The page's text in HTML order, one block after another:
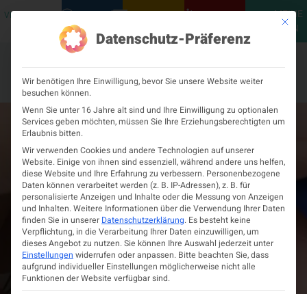
VERANSTALTUNGENPODCASTS NEUROLOGISCH KONTAKT
MEINE
ÖGN
Mit
Datenschutz-Präferenz
Wir benötigen Ihre Einwilligung, bevor Sie unsere Website weiter
besuchen können.
Wenn Sie unter 16 Jahre alt sind und Ihre Einwilligung zu optionalen
Services geben möchten, müssen Sie Ihre Erziehungsberechtigten um
Erlaubnis bitten.
Wir verwenden Cookies und andere Technologien auf unserer
Website. Einige von ihnen sind essenziell, während andere uns helfen,
diese Website und Ihre Erfahrung zu verbessern. Personenbezogene
Daten können verarbeitet werden (z. B. IP-Adressen), z. B. für
personalisierte Anzeigen und Inhalte oder die Messung von Anzeigen
und Inhalten.Weitere Informationen über die Verwendung Ihrer Daten
finden Sie in unserer Datenschutzerklärung. Es besteht keine
Verpflichtung, in die Verarbeitung Ihrer Daten einzuwilligen, um
dieses Angebot zu nutzen.Sie können Ihre Auswahl jederzeit unter
Einstellungen widerrufen oder anpassen. Bitte beachten Sie, dass
aufgrund individueller Einstellungen möglicherweise nicht alle
Funktionen der Website verfügbar sind.